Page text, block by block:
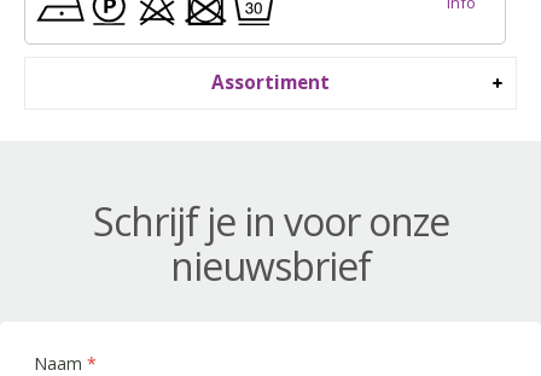
Assortiment
Schrijf je in voor onze
nieuwsbrief
Naam *